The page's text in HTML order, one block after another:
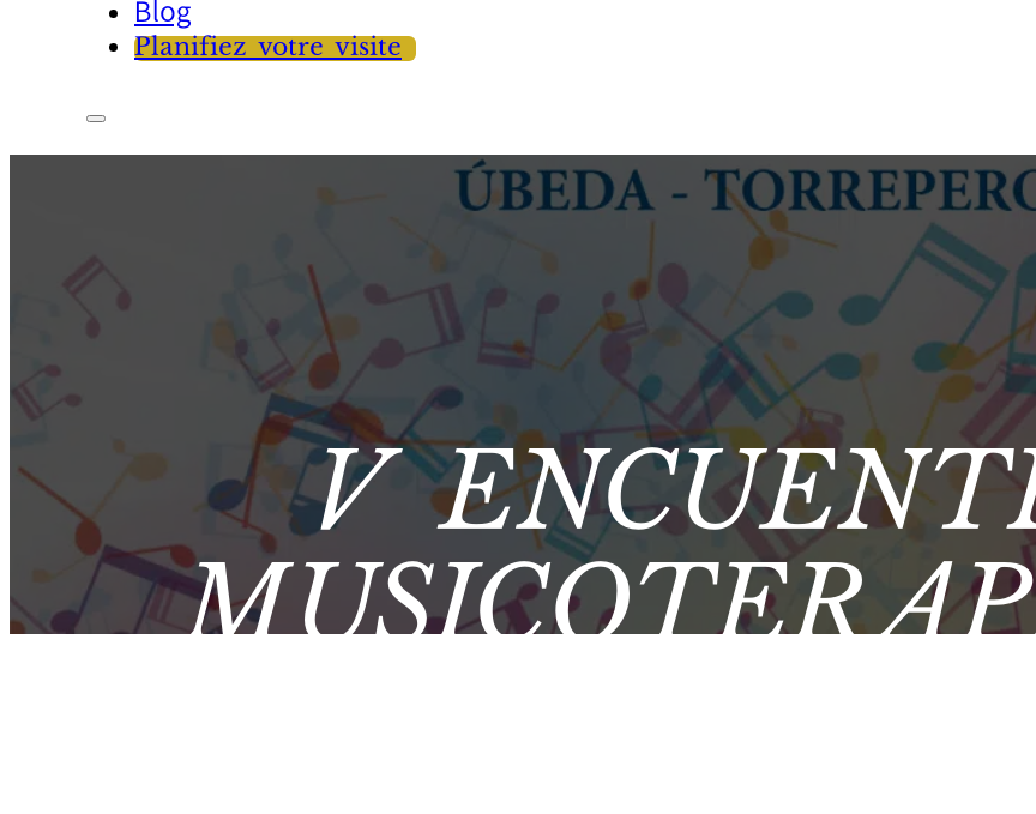
Blog
Planifiez votre visite
V